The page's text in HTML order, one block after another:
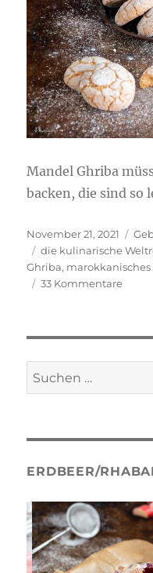
Mandel Ghriba
backen, die sind so
Veröffentlicht
am
November 21, 2021
Schlagwörter
die kulinarische
Ghriba, marokkanisches
33 Kommentarezu
Suche
nach:
ERDBEER/